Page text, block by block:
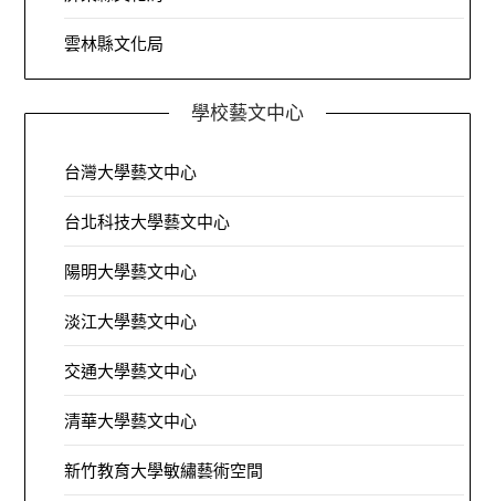
雲林縣文化局
學校藝文中心
台灣大學藝文中心
台北科技大學藝文中心
陽明大學藝文中心
淡江大學藝文中心
交通大學藝文中心
清華大學藝文中心
新竹教育大學敏繡藝術空間